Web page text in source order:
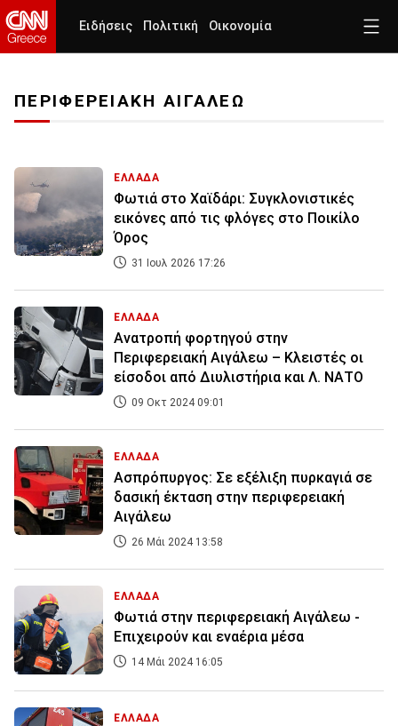
Ειδήσεις Πολιτική Οικονομία
ΠΕΡΙΦΕΡΕΙΑΚΗ ΑΙΓΑΛΕΩ
ΕΛΛΑΔΑ
Φωτιά στο Χαϊδάρι: Συγκλονιστικές
εικόνες από τις φλόγες στο Ποικίλο
Όρος
31 Ιουλ 2026 17:26
ΕΛΛΑΔΑ
Ανατροπή φορτηγού στην
Περιφερειακή Αιγάλεω – Κλειστές οι
είσοδοι από Διυλιστήρια και Λ. ΝΑΤΟ
09 Οκτ 2024 09:01
ΕΛΛΑΔΑ
Ασπρόπυργος: Σε εξέλιξη πυρκαγιά σε
δασική έκταση στην περιφερειακή
Αιγάλεω
26 Μάι 2024 13:58
ΕΛΛΑΔΑ
Φωτιά στην περιφερειακή Αιγάλεω -
Επιχειρούν και εναέρια μέσα
14 Μάι 2024 16:05
ΕΛΛΑΔΑ